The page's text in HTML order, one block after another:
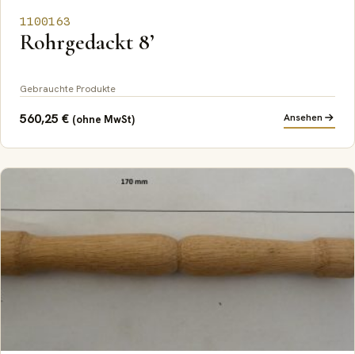
1100163
Rohrgedackt 8’
Gebrauchte Produkte
560,25 € (ohne MwSt) Ansehen